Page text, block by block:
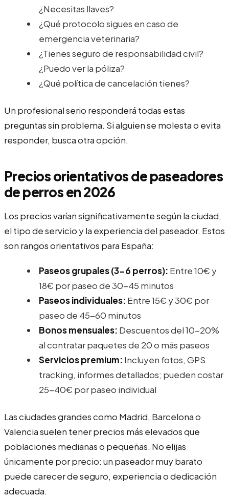
¿Necesitas llaves?
¿Qué protocolo sigues en caso de
emergencia veterinaria?
¿Tienes seguro de responsabilidad civil?
¿Puedo ver la póliza?
¿Qué política de cancelación tienes?
Un profesional serio responderá todas estas
preguntas sin problema. Si alguien se molesta o evita
responder, busca otra opción.
Precios orientativos de paseadores
de perros en 2026
Los precios varían significativamente según la ciudad,
el tipo de servicio y la experiencia del paseador. Estos
son rangos orientativos para España:
Paseos grupales (3-6 perros): Entre 10€ y
18€ por paseo de 30-45 minutos
Paseos individuales: Entre 15€ y 30€ por
paseo de 45-60 minutos
Bonos mensuales: Descuentos del 10-20%
al contratar paquetes de 20 o más paseos
Servicios premium: Incluyen fotos, GPS
tracking, informes detallados; pueden costar
25-40€ por paseo individual
Las ciudades grandes como Madrid, Barcelona o
Valencia suelen tener precios más elevados que
poblaciones medianas o pequeñas. No elijas
únicamente por precio: un paseador muy barato
puede carecer de seguro, experiencia o dedicación
adecuada.